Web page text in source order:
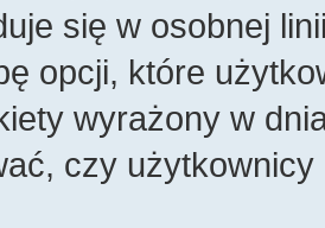
się w osobnej
opcji, które
wyrażony w
czy użytkownicy